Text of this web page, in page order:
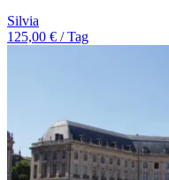
Silvia
125,00 € / Tag